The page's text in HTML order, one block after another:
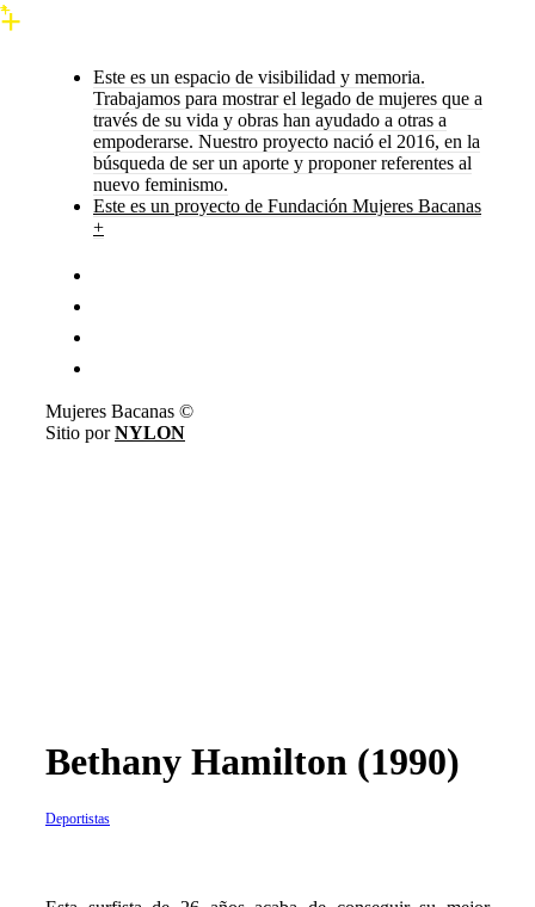
Este es un espacio de visibilidad y memoria.
Trabajamos para mostrar el legado de mujeres que a
través de su vida y obras han ayudado a otras a
empoderarse. Nuestro proyecto nació el 2016, en la
búsqueda de ser un aporte y proponer referentes al
nuevo feminismo.
Este es un proyecto de Fundación Mujeres Bacanas
+
Mujeres Bacanas ©
Sitio porNYLON
Bethany Hamilton (1990)
Deportistas